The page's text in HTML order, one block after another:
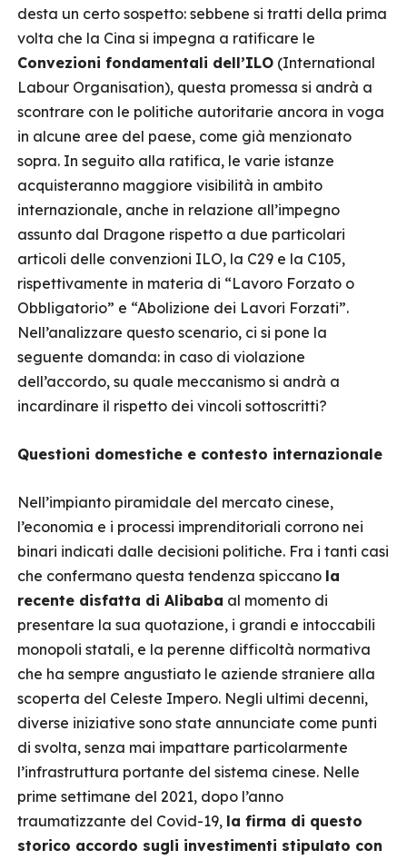
desta un certo sospetto: sebbene si tratti della prima
volta che la Cina si impegna a ratificare le
Convezioni fondamentali dell’ILO (International
Labour Organisation), questa promessa si andrà a
scontrare con le politiche autoritarie ancora in voga
in alcune aree del paese, come già menzionato
sopra. In seguito alla ratifica, le varie istanze
acquisteranno maggiore visibilità in ambito
internazionale, anche in relazione all’impegno
assunto dal Dragone rispetto a due particolari
articoli delle convenzioni ILO, la C29 e la C105,
rispettivamente in materia di “Lavoro Forzato o
Obbligatorio” e “Abolizione dei Lavori Forzati”.
Nell’analizzare questo scenario, ci si pone la
seguente domanda: in caso di violazione
dell’accordo, su quale meccanismo si andrà a
incardinare il rispetto dei vincoli sottoscritti?
Questioni domestiche e contesto internazionale
Nell’impianto piramidale del mercato cinese,
l’economia e i processi imprenditoriali corrono nei
binari indicati dalle decisioni politiche. Fra i tanti casi
che confermano questa tendenza spiccano la
recente disfatta di Alibaba al momento di
presentare la sua quotazione, i grandi e intoccabili
monopoli statali, e la perenne difficoltà normativa
che ha sempre angustiato le aziende straniere alla
scoperta del Celeste Impero. Negli ultimi decenni,
diverse iniziative sono state annunciate come punti
di svolta, senza mai impattare particolarmente
l’infrastruttura portante del sistema cinese. Nelle
prime settimane del 2021, dopo l’anno
traumatizzante del Covid-19, la firma di questo
storico accordo sugli investimenti stipulato con